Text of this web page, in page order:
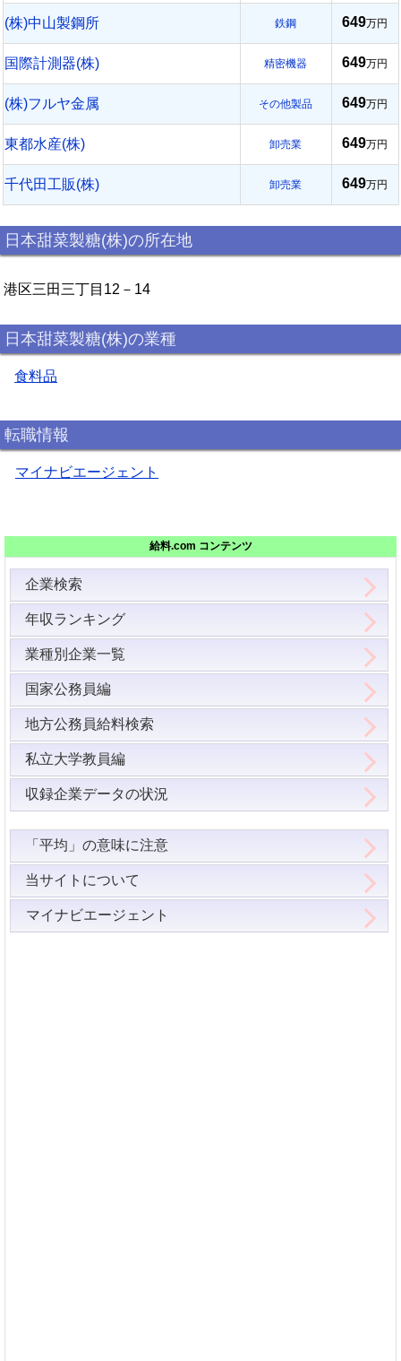
(株)中山製鋼所 鉄鋼 649万円
国際計測器(株) 精密機器 649万円
(株)フルヤ金属 その他製品 649万円
東都水産(株) 卸売業 649万円
千代田工販(株) 卸売業 649万円
日本甜菜製糖(株)の所在地
港区三田三丁目12－14
日本甜菜製糖(株)の業種
食料品
転職情報
マイナビエージェント
給料.com コンテンツ
企業検索
年収ランキング
業種別企業一覧
国家公務員編
地方公務員給料検索
私立大学教員編
収録企業データの状況
「平均」の意味に注意
当サイトについて
マイナビエージェント